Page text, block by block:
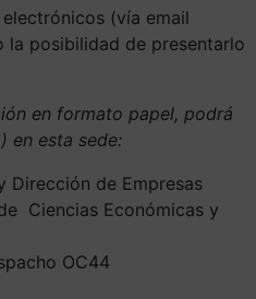
(vía email
la posibilidad de presentarlo
en formato papel, podrá
en esta sede:
Dirección de Empresas
Ciencias Económicas y
OC44